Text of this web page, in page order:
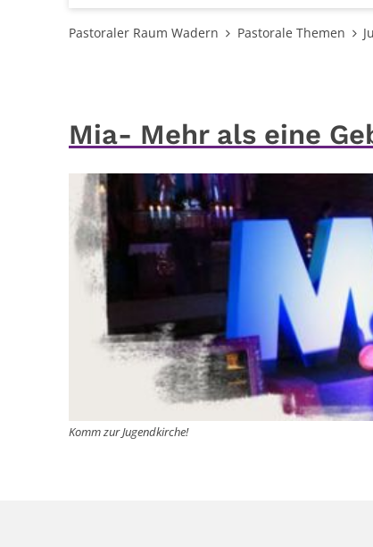
Pastoraler Raum Wadern Pastorale Themen
Mia- Mehr als eine
Komm zur Jugendkirche!